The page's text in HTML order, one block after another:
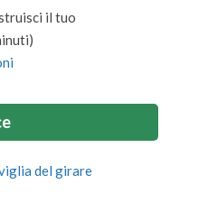
il tuo
del girare